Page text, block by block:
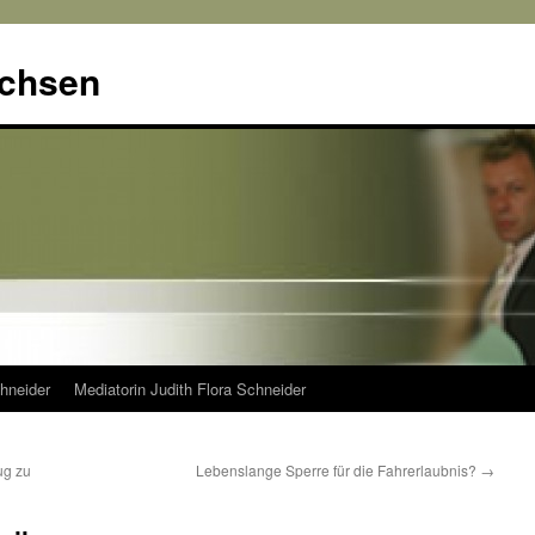
Mediatorin Judith Flora Schneider
zu
Lebenslange Sperre für die Fahrerlaubnis? →